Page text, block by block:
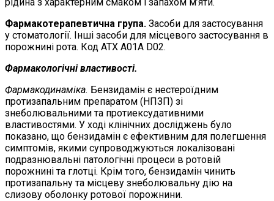
Фармакотерапевтична група. Засоби для застосування
у стоматології. Інші засоби для місцевого застосування в
порожнині рота. Код АТХ А01А D02.
Фармакологічні властивості.
Фармакодинаміка. Бензидамін є нестероїдним
протизапальним препаратом (НПЗП) зі
знеболювальними та протиексудативними
властивостями. У ході клінічних досліджень було
показано, що бензидамін є ефективним для полегшення
симптомів, якими супроводжуються локалізовані
подразнювальні патологічні процеси в ротовій
порожнині та глотці. Крім того, бензидамін чинить
протизапальну та місцеву знеболювальну дію на
слизову оболонку ротової порожнини.